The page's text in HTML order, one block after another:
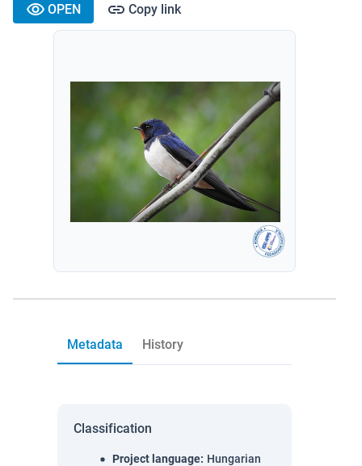
OPEN Copy link
Metadata History
Classification
Project language: Hungarian